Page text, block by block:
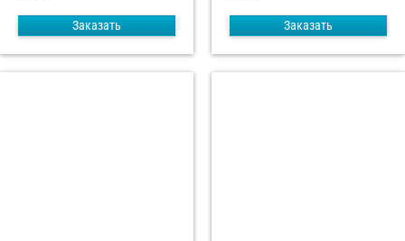
Заказать Заказать